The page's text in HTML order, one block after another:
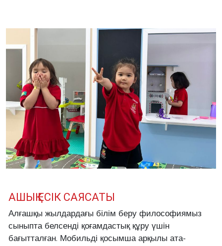
АШЫҚ ЕСІК САЯСАТЫ
Алғашқы жылдардағы білім беру философиямыз
сыныпта белсенді қоғамдастық құру үшін
бағытталған. Мобильді қосымша арқылы ата-